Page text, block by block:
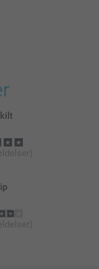
dit produkt.